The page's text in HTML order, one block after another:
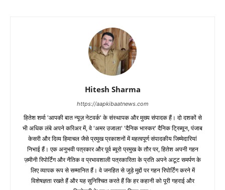
Hitesh Sharma
https://aapkibaatnews.com
हितेश शर्मा 'आपकी बात न्यूज़ नेटवर्क' के संस्थापक और मुख्य संपादक हैं। दो दशकों से
भी अधिक लंबे अपने करिअर में, वे 'अमर उजाला' 'दैनिक भास्कर' दैनिक ट्रिब्यून, पंजाब
केसरी और दिव्य हिमाचल जैसे प्रमुख प्रकाशनों में महत्वपूर्ण संपादकीय जिम्मेदारियां
निभाई हैं। एक अनुभवी पत्रकार और पूर्व ब्यूरो प्रमुख के तौर पर, हितेश अपनी गहन
ज़मीनी रिपोर्टिंग और नैतिक व प्रभावशाली पत्रकारिता के प्रति अपने अटूट समर्पण के
लिए व्यापक रूप से सम्मानित हैं। वे जनहित से जुड़े मुद्दों पर गहन रिपोर्टिंग करने में
विशेषज्ञता रखते हैं और यह सुनिश्चित करते हैं कि हर कहानी को पूरी गहराई और